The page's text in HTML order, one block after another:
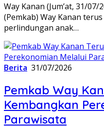
Way Kanan (Jum’at, 31/
(Pemkab) Way Kanan
perlindungan anak…
Berita 31/07/2026
Pemkab Way
Kembangkan
Parawisata